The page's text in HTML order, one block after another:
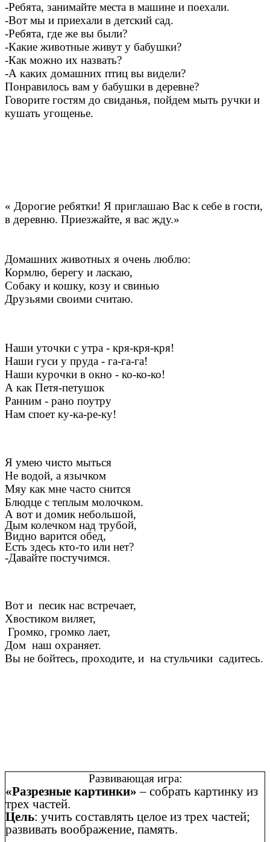
-Ребята, занимайте места в машине и поехали.
-Вот мы и приехали в детский сад.
-Ребята, где же вы были?
-Какие животные живут у бабушки?
-Как можно их назвать?
-А каких домашних птиц вы видели?
Понравилось вам у бабушки в деревне?
Говорите гостям до свиданья, пойдем мыть ручки и
кушать угощенье.
« Дорогие ребятки! Я приглашаю Вас к себе в гости,
в деревню. Приезжайте, я вас жду.»
Домашних животных я очень люблю:
Кормлю, берегу и ласкаю,
Собаку и кошку, козу и свинью
Друзьями своими считаю.
Наши уточки с утра - кря-кря-кря!
Наши гуси у пруда - га-га-га!
Наши курочки в окно - ко-ко-ко!
А как Петя-петушок
Ранним - рано поутру
Нам споет ку-ка-ре-ку!
Я умею чисто мыться
Не водой, а язычком
Мяу как мне часто снится
Блюдце с теплым молочком.
А вот и домик небольшой,
Дым колечком над трубой,
Видно варится обед,
Есть здесь кто-то или нет?
-Давайте постучимся.
Вот и песик нас встречает,
Хвостиком виляет,
Громко, громко лает,
Дом наш охраняет.
Вы не бойтесь, проходите, и на стульчики садитесь.
Развивающая игра:
«Разрезные картинки»– собрать картинку из
трех частей.
Цель: учить составлять целое из трех частей;
развивать воображение, память.